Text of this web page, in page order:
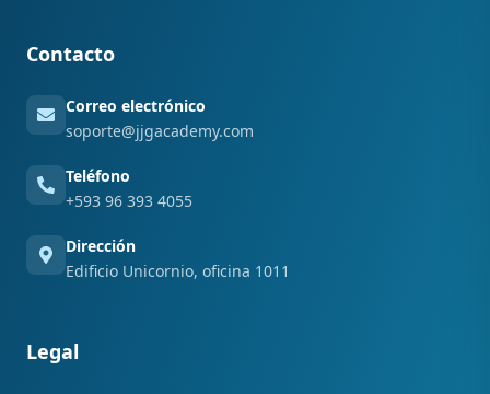
Contacto
Correo electrónico
soporte@jjgacademy.com
Teléfono
+593 96 393 4055
Dirección
Edificio Unicornio, oficina 1011
Legal